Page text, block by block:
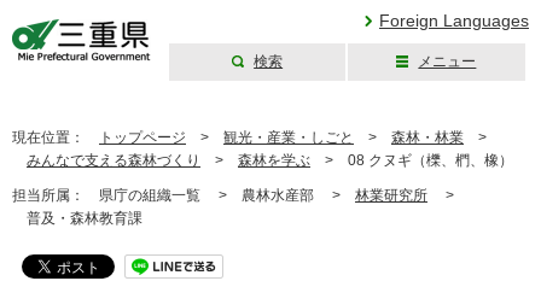
Foreign Languages
検索 メニュー
現在位置： トップページ > 観光・産業・しごと > 森林・林業 >
みんなで支える森林づくり
> 森林を学ぶ > 08 クヌギ（櫟、椚、橡）
担当所属： 県庁の組織一覧 > 農林水産部 > 林業研究所 >
普及・森林教育課